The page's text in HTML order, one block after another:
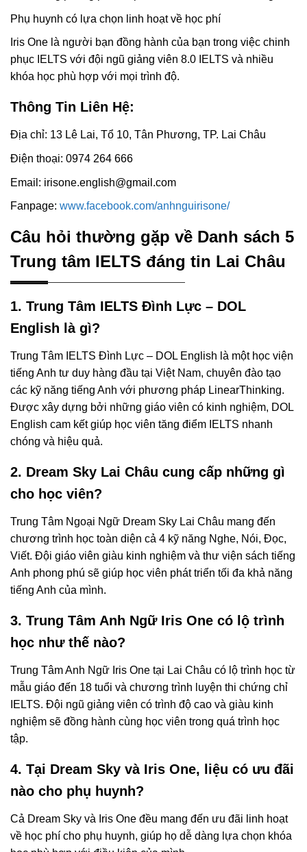
Phụ huynh có lựa chọn linh hoạt về học phí
Iris One là người bạn đồng hành của bạn trong việc chinh
phục IELTS với đội ngũ giảng viên 8.0 IELTS và nhiều
khóa học phù hợp với mọi trình độ.
Thông Tin Liên Hệ:
Địa chỉ: 13 Lê Lai, Tổ 10, Tân Phương, TP. Lai Châu
Điện thoại: 0974 264 666
Email: irisone.english@gmail.com
Fanpage: www.facebook.com/anhnguirisone/
Câu hỏi thường gặp về Danh sách 5
Trung tâm IELTS đáng tin Lai Châu
1. Trung Tâm IELTS Đình Lực – DOL
English là gì?
Trung Tâm IELTS Đình Lực – DOL English là một học viện
tiếng Anh tư duy hàng đầu tại Việt Nam, chuyên đào tạo
các kỹ năng tiếng Anh với phương pháp LinearThinking.
Được xây dựng bởi những giáo viên có kinh nghiệm, DOL
English cam kết giúp học viên tăng điểm IELTS nhanh
chóng và hiệu quả.
2. Dream Sky Lai Châu cung cấp những gì
cho học viên?
Trung Tâm Ngoại Ngữ Dream Sky Lai Châu mang đến
chương trình học toàn diện cả 4 kỹ năng Nghe, Nói, Đọc,
Viết. Đội giáo viên giàu kinh nghiệm và thư viện sách tiếng
Anh phong phú sẽ giúp học viên phát triển tối đa khả năng
tiếng Anh của mình.
3. Trung Tâm Anh Ngữ Iris One có lộ trình
học như thế nào?
Trung Tâm Anh Ngữ Iris One tại Lai Châu có lộ trình học từ
mẫu giáo đến 18 tuổi và chương trình luyện thi chứng chỉ
IELTS. Đội ngũ giảng viên có trình độ cao và giàu kinh
nghiệm sẽ đồng hành cùng học viên trong quá trình học
tập.
4. Tại Dream Sky và Iris One, liệu có ưu đãi
nào cho phụ huynh?
Cả Dream Sky và Iris One đều mang đến ưu đãi linh hoạt
về học phí cho phụ huynh, giúp họ dễ dàng lựa chọn khóa